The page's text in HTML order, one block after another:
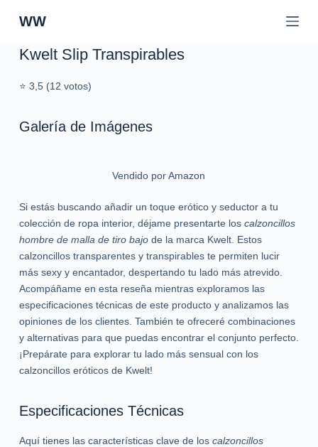
S
n
d
WW
Kwelt Slip Transpirables
⭐ 3,5 (12 votos)
Galería de Imágenes
Vendido por Amazon
Si estás buscando añadir un toque erótico y seductor a tu
colección de ropa interior, déjame presentarte los calzoncillos
hombre de malla de tiro bajode la marca Kwelt. Estos
calzoncillos transparentes y transpirables te permiten lucir
más sexy y encantador, despertando tu lado más atrevido.
Acompáñame en esta reseña mientras exploramos las
especificaciones técnicas de este producto y analizamos las
opiniones de los clientes. También te ofreceré combinaciones
y alternativas para que puedas encontrar el conjunto perfecto.
¡Prepárate para explorar tu lado más sensual con los
calzoncillos eróticos de Kwelt!
Especificaciones Técnicas
Aquí tienes las características clave de los calzoncillos